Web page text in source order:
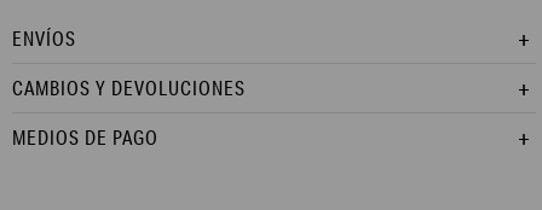
ENVÍOS
CAMBIOS Y DEVOLUCIONES
MEDIOS DE PAGO